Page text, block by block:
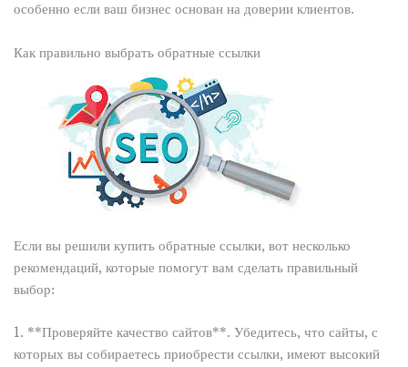
особенно если ваш бизнес основан на доверии клиентов.
Как правильно выбрать обратные ссылки
Если вы решили купить обратные ссылки, вот несколько
рекомендаций, которые помогут вам сделать правильный
выбор:
1. **Проверяйте качество сайтов**. Убедитесь, что сайты, с
которых вы собираетесь приобрести ссылки, имеют высокий